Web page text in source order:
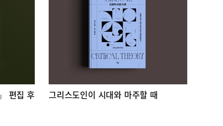
편집 후
그리스도인이 시대와 마주할 때